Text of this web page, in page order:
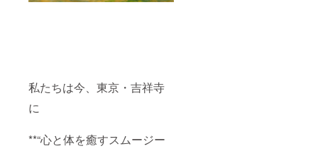
私たちは今、東京・吉祥寺
に
**“心と体を癒すスムージー